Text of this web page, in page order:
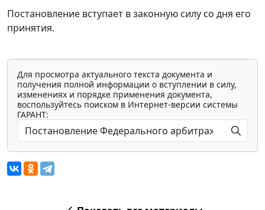
Постановление вступает в законную силу со дня его
принятия.
Для просмотра актуального текста документа и
получения полной информации о вступлении в силу,
изменениях и порядке применения документа,
воспользуйтесь поиском в Интернет-версии системы
ГАРАНТ: